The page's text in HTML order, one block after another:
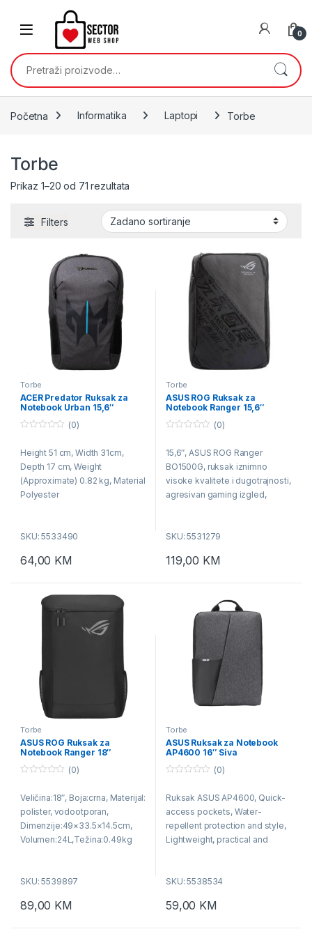
Skip to navigation
0
Pretraži:
Početna Informatika Laptopi Torbe
Torbe
Prikaz 1–20 od 71 rezultata
Filters
Torbe
ACER Predator Ruksak za
Notebook Urban 15,6″
u
o
f
5
(0)
Height 51 cm, Width 31cm,
Depth 17 cm, Weight
(Approximate) 0.82 kg, Material
Polyester
SKU: 5533490
64,00 KM
Torbe
ASUS ROG Ruksak za
Notebook Ranger 15,6″
BP1500G
u
o
f
(0)
15,6″, ASUS ROG Ranger
BO1500G, ruksak iznimno
visoke kvalitete i dugotrajnosti,
agresivan gaming izgled,
media player, meko
nošenje, jednostavno
SKU: 5531279
119,00 KM
Torbe
ASUS ROG Ruksak za
Notebook Ranger 18″
u
o
f
5
(0)
Veličina:18″, Boja:crna, Materijal:
polister, vodootporan,
Dimenzije:49×33.5×14.5cm,
Volumen:24L,Težina:0.49kg
SKU: 5539897
89,00 KM
Torbe
ASUS Ruksak za Notebook
AP4600 16″ Siva
u
o
f
5
(0)
Ruksak ASUS AP4600, Quick-
access pockets, Water-
repellent protection and style,
Lightweight, practical and
SKU: 5538534
59,00 KM